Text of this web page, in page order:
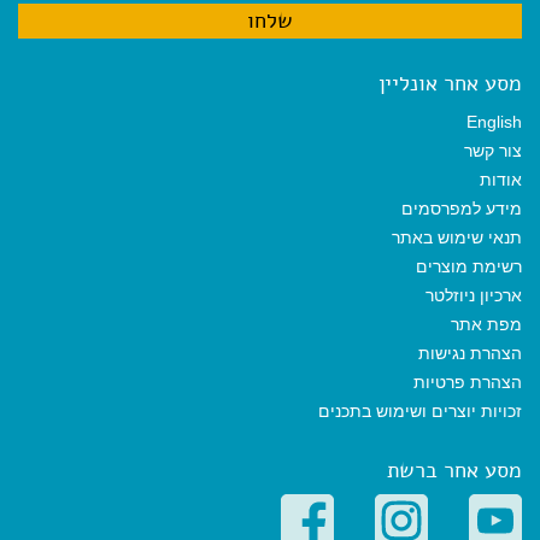
מסע אחר אונליין
English
צור קשר
אודות
מידע למפרסמים
תנאי שימוש באתר
רשימת מוצרים
ארכיון ניוזלטר
מפת אתר
הצהרת נגישות
הצהרת פרטיות
זכויות יוצרים ושימוש בתכנים
מסע אחר ברשת